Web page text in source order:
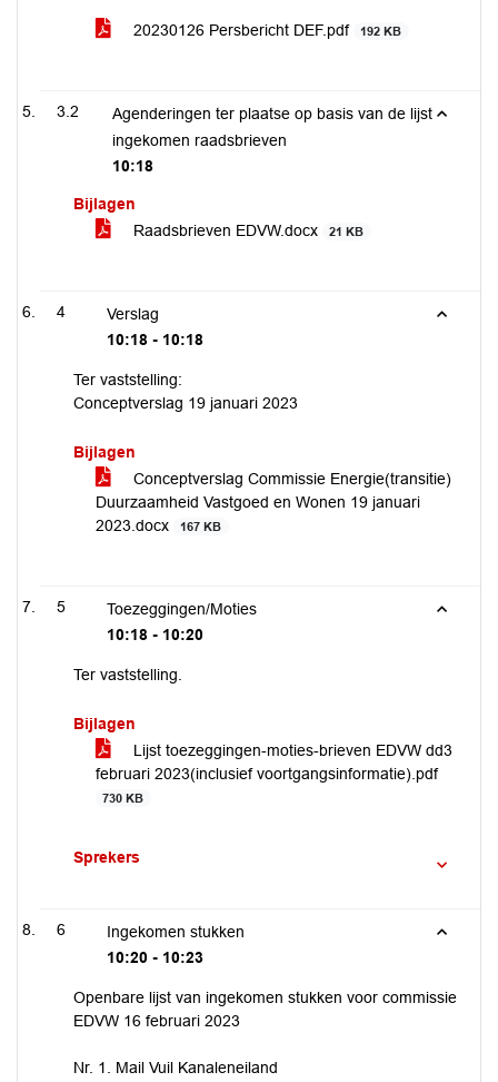
20230126 Persbericht DEF.pdf 192 KB
3.2
Agenderingen ter plaatse op basis van de lijst
ingekomen raadsbrieven
10:18
Bijlagen
Raadsbrieven EDVW.docx
21 KB
4
Verslag
10:18 - 10:18
Ter vaststelling:
Conceptverslag 19 januari 2023
Bijlagen
Conceptverslag Commissie Energie(transitie)
Duurzaamheid Vastgoed en Wonen 19 januari
2023.docx
167 KB
5
Toezeggingen/Moties
10:18 - 10:20
Ter vaststelling.
Bijlagen
Lijst toezeggingen-moties-brieven EDVW dd3
februari 2023(inclusief voortgangsinformatie).pdf
730 KB
Sprekers
6
Ingekomen stukken
10:20 - 10:23
Openbare lijst van ingekomen stukken voor commissie
EDVW 16 februari 2023
Nr. 1. Mail Vuil Kanaleneiland